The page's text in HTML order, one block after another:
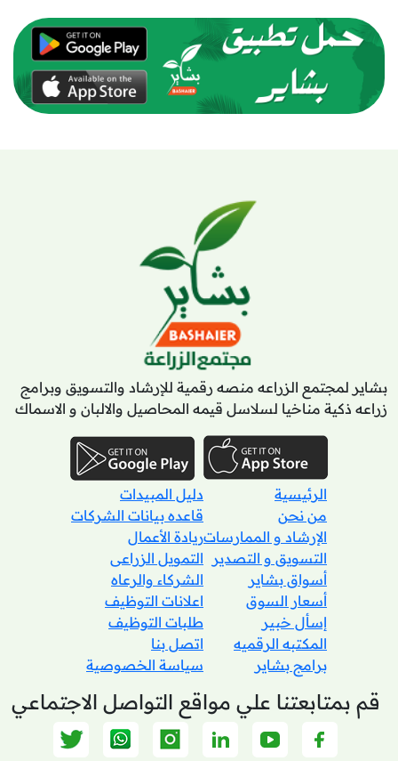
بشاير لمجتمع الزراعه منصه رقمية للإرشاد والتسويق وبرامج
زراعه ذكية مناخيا لسلاسل قيمه المحاصيل والالبان و الاسماك
الرئيسية
من نحن
الإرشاد و الممارسات
التسويق و التصدير
أسواق بشاير
أسعار السوق
إسأل خبير
المكتبه الرقميه
برامج بشاير
دليل المبيدات
قاعده بيانات الشركات
ريادة الأعمال
التمويل الزراعى
الشركاء والرعاه
اعلانات التوظيف
طلبات التوظيف
اتصل بنا
سياسة الخصوصية
قم بمتابعتنا علي مواقع التواصل الاجتماعي